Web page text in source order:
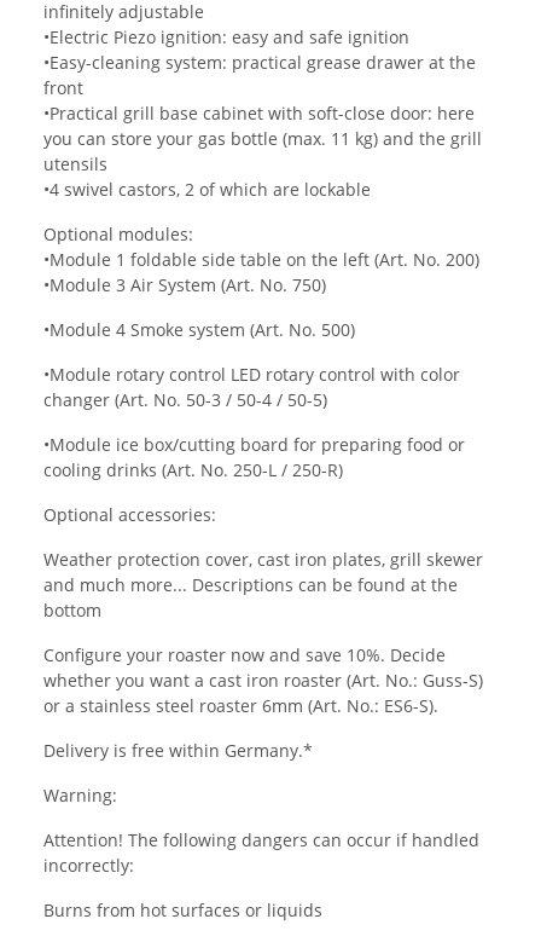
infinitely adjustable
•Electric Piezo ignition: easy and safe ignition
•Easy-cleaning system: practical grease drawer at the
front
•Practical grill base cabinet with soft-close door: here
you can store your gas bottle (max. 11 kg) and the grill
utensils
•4 swivel castors, 2 of which are lockable
Optional modules:
•Module 1 foldable side table on the left (Art. No. 200)
•Module 3 Air System (Art. No. 750)
•Module 4 Smoke system (Art. No. 500)
•Module rotary control LED rotary control with color
changer (Art. No. 50-3 / 50-4 / 50-5)
•Module ice box/cutting board for preparing food or
cooling drinks (Art. No. 250-L / 250-R)
Optional accessories:
Weather protection cover, cast iron plates, grill skewer
and much more... Descriptions can be found at the
bottom
Configure your roaster now and save 10%. Decide
whether you want a cast iron roaster (Art. No.: Guss-S)
or a stainless steel roaster 6mm (Art. No.: ES6-S).
Delivery is free within Germany.*
Warning:
Attention! The following dangers can occur if handled
incorrectly:
Burns from hot surfaces or liquids